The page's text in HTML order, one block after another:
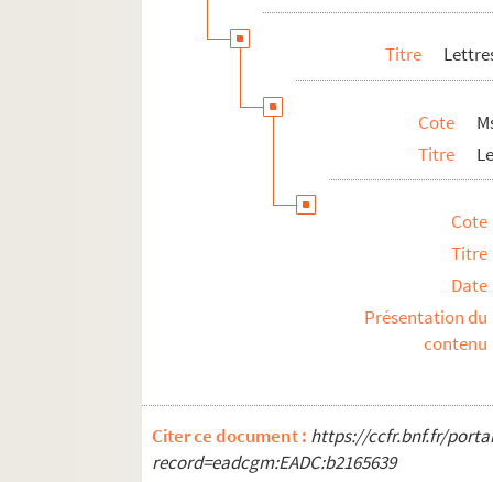
Titre
Cote
Titre
Cote
Titre
Date
Présentation du
contenu
Citer ce document : https://ccfr.bnf.fr/
record=eadcgm:EADC:b2165639